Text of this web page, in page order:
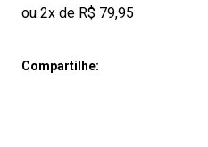
ou 2x de R$ 79,95
Compartilhe: